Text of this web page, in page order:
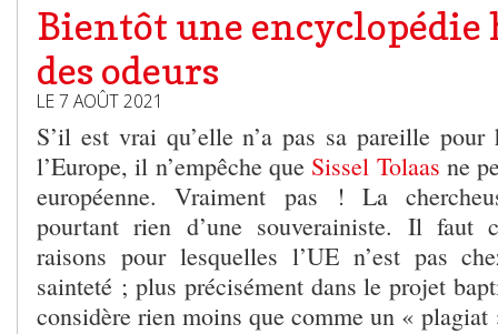
Bientôt une
des odeurs
LE 7 AOÛT 2021
S’il est vrai qu’elle n’a pas sa pareille
l’Europe, il n’empêche que Sissel Tolaas ne
européenne. Vraiment pas ! La
pourtant rien d’une souverainiste. Il faut
raisons pour lesquelles l’UE n’est pas
sainteté ; plus précisément dans le projet
considère rien moins que comme un « plagiat